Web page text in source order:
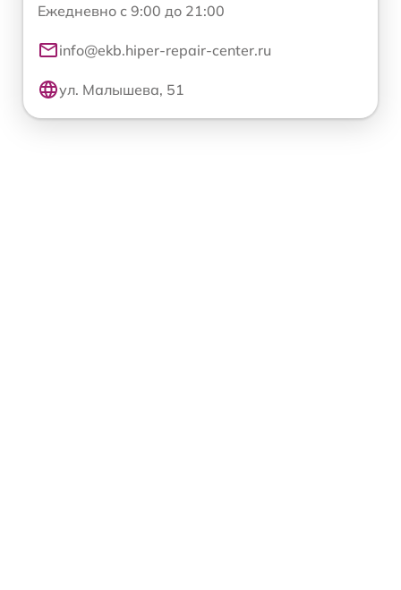
Ежедневно с 9:00 до 21:00
info@ekb.hiper-repair-center.ru
ул. Малышева, 51